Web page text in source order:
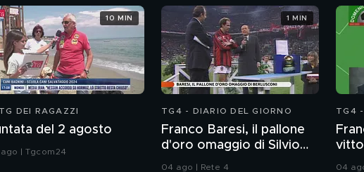
DEI RAGAZZI
del 2 agosto
| Tgcom24
10 MIN
TG4 - DIARIO DEL GIORNO
Franco Baresi, il pallone
d'oro omaggio di Silvio
Berlusconi
04 ago | Rete 4
1 MIN
TG4 -
04